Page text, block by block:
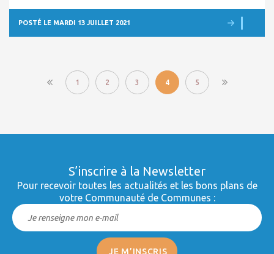
POSTÉ LE MARDI 13 JUILLET 2021
1 2 3 4 5
S’inscrire à la Newsletter
Pour recevoir toutes les actualités et les bons plans de
votre Communauté de Communes :